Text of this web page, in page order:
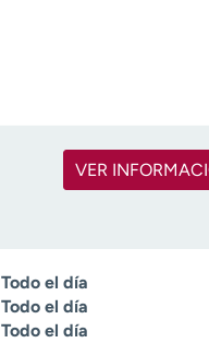
VER
Todo el día
Todo el día
Todo el día